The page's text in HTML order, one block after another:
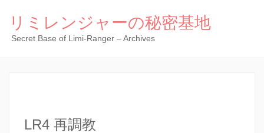
リミレンジャーの秘密基地
Secret Base of Limi-Ranger – Archives
LR4 再調教